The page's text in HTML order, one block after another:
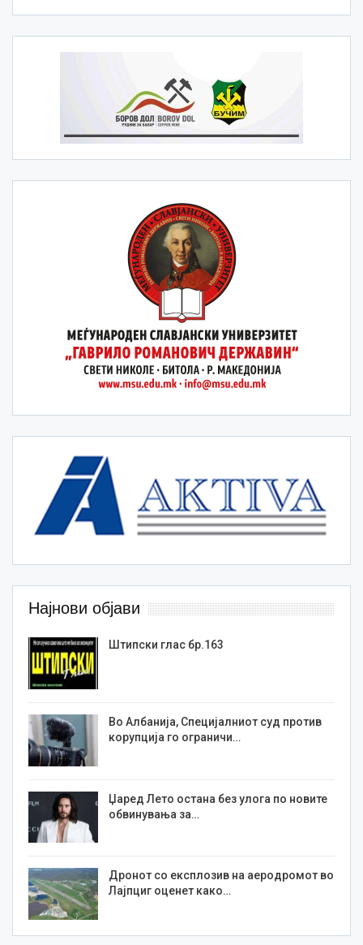
Најнови објави
Штипски глас бр.163
Во Албанија, Специјалниот суд против
корупција го ограничи…
Џаред Лето остана без улога по новите
обвинувања за…
Дронот со експлозив на аеродромот во
Лајпциг оценет како…